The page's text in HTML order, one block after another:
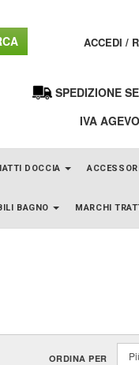
ACCEDI /
SPEDIZIONE
IVA
DOCCIA
BAGNO MARCHI
ORDINA PER